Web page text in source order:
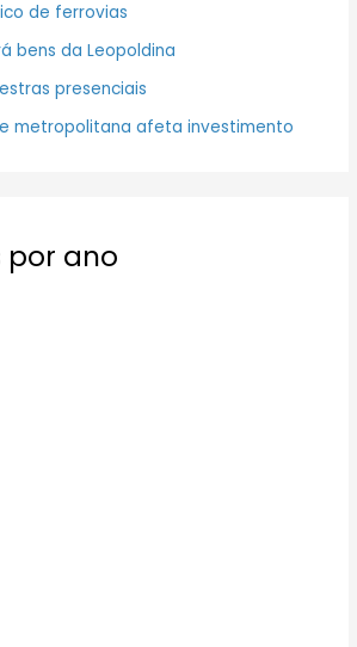
de ferrovias
bens da Leopoldina
presenciais
metropolitana afeta investimento
por ano